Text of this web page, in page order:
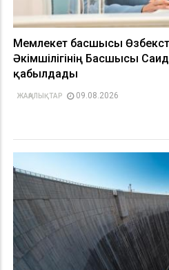
Мемлекет басшысы
Әкімшілігінің Басшысы
қабылдады
ЖАҢАЛЫҚТАР 09.08.2026